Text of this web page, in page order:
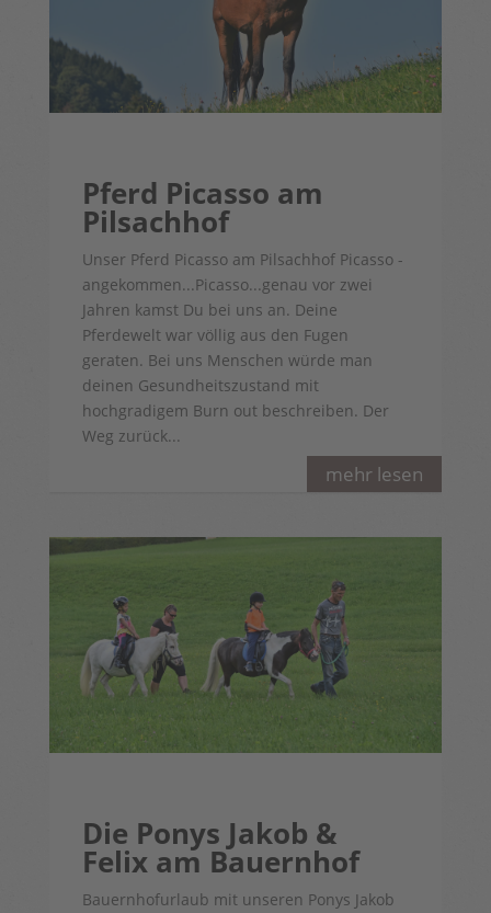
mehr lesen
Pferd Picasso am
Pilsachhof
Unser Pferd Picasso am Pilsachhof Picasso -
angekommen...Picasso...genau vor zwei
Jahren kamst Du bei uns an. Deine
Pferdewelt war völlig aus den Fugen
geraten. Bei uns Menschen würde man
deinen Gesundheitszustand mit
hochgradigem Burn out beschreiben. Der
Weg zurück...
Die Ponys Jakob &
Felix am Bauernhof
Bauernhofurlaub mit unseren Ponys Jakob